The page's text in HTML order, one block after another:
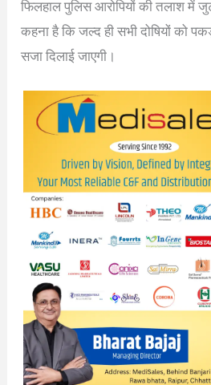
फिलहाल पुलिस आरोपियों की तलाश में
कहना है कि जल्द ही सभी दोषियों को
सजा दिलाई जाएगी।